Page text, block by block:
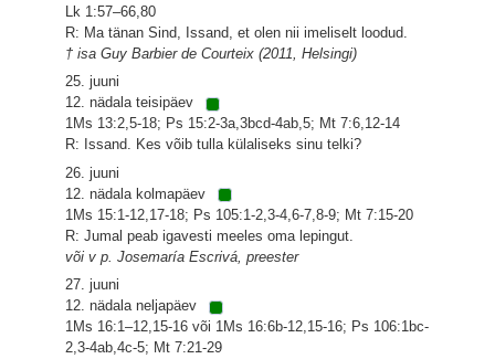
Lk 1:57–66,80
R: Ma tänan Sind, Issand, et olen nii imeliselt loodud.
† isa Guy Barbier de Courteix (2011, Helsingi)
25. juuni
12. nädala teisipäev
1Ms 13:2,5-18; Ps 15:2-3a,3bcd-4ab,5; Mt 7:6,12-14
R: Issand. Kes võib tulla külaliseks sinu telki?
26. juuni
12. nädala kolmapäev
1Ms 15:1-12,17-18; Ps 105:1-2,3-4,6-7,8-9; Mt 7:15-20
R: Jumal peab igavesti meeles oma lepingut.
või v p. Josemaría Escrivá, preester
27. juuni
12. nädala neljapäev
1Ms 16:1–12,15-16 või 1Ms 16:6b-12,15-16; Ps 106:1bc-
2,3-4ab,4c-5; Mt 7:21-29